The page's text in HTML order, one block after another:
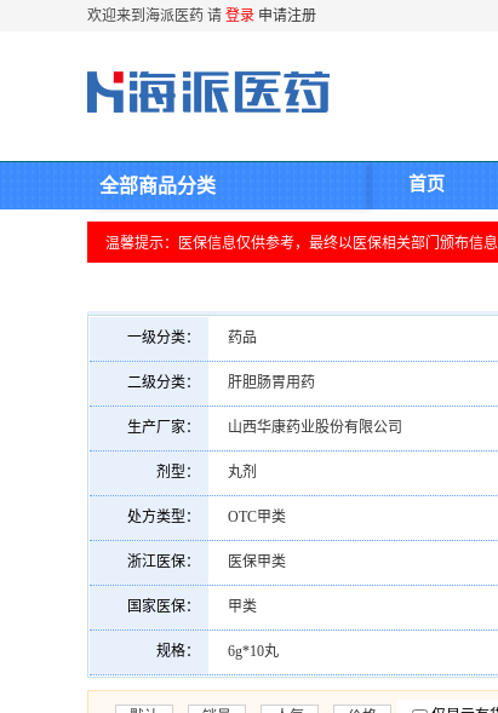
欢迎来到海派医药 请 登录 申请注册
全部商品分类 首页
温馨提示：医保信息仅供参考，最终以医保相关部门颁布信息
一级分类： 药品
二级分类： 肝胆肠胃用药
生产厂家： 山西华康药业股份有限公司
剂型： 丸剂
处方类型： OTC甲类
浙江医保： 医保甲类
国家医保： 甲类
规格： 6g*10丸